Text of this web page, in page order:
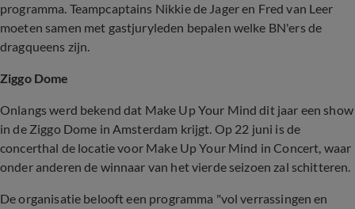
programma. Teampcaptains Nikkie de Jager en Fred van Leer
moeten samen met gastjuryleden bepalen welke BN'ers de
dragqueens zijn.
Ziggo Dome
Onlangs werd bekend dat Make Up Your Mind dit jaar een show
in de Ziggo Dome in Amsterdam krijgt. Op 22 juni is de
concerthal de locatie voor Make Up Your Mind in Concert, waar
onder anderen de winnaar van het vierde seizoen zal schitteren.
De organisatie belooft een programma "vol verrassingen en